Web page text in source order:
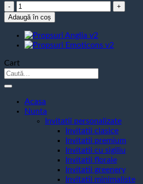
Cantitate
Propsuri
Emoticons
V1
Adaugă în coș
Cart
Caută
Acasa
Nunta
Invitatii personalizate
Invitatii clasice
Invitatii premium
Invitatii cu sigiliu
Invitatii florale
Invitatii greenery
Invitatii minimaliste